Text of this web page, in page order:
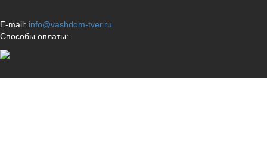
E-mail: info@vashdom-tver.ru
Способы оплаты: